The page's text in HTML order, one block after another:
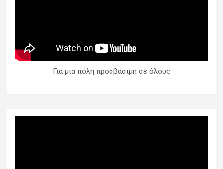
Για μια πόλη προσβάσιμη σε όλους